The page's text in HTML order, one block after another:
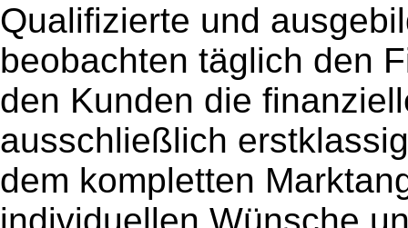
Qualifizierte und
beobachten täglich den
den Kunden die
ausschließlich
dem kompletten